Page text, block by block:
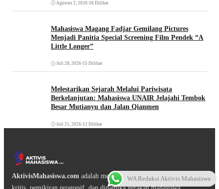
Agustus 2, 2026•16 Dilihat
Mahasiswa Magang Fadjar Gemilang Pictures
Menjadi Panitia Special Screening Film Pendek “A
Little Longer”
Juli 28, 2026•15 Dilihat
Melestarikan Sejarah Melalui Pariwisata
Berkelanjutan: Mahasiswa UNAIR Jelajahi Tembok
Besar Mutianyu dan Jalan Qianmen
Juli 21, 2026•12 Dilihat
AktivisMahasiswa.com adalah media digital yang mengangkat isu
WA Redaksi Aktivis Mahasiswa